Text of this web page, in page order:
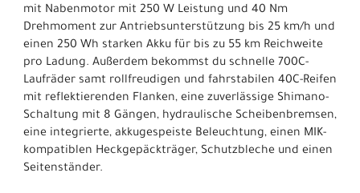
mit Nabenmotor mit 250 W Leistung und 40 Nm
Drehmoment zur Antriebsunterstützung bis 25 km/h und
einen 250 Wh starken Akku für bis zu 55 km Reichweite
pro Ladung. Außerdem bekommst du schnelle 700C-
Laufräder samt rollfreudigen und fahrstabilen 40C-Reifen
mit reflektierenden Flanken, eine zuverlässige Shimano-
Schaltung mit 8 Gängen, hydraulische Scheibenbremsen,
eine integrierte, akkugespeiste Beleuchtung, einen MIK-
kompatiblen Heckgepäckträger, Schutzbleche und einen
Seitenständer.